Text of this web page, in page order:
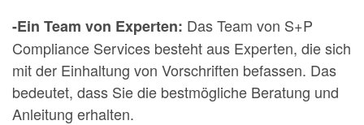
-Ein Team von Experten: Das Team von S+P
Compliance Services besteht aus Experten, die sich
mit der Einhaltung von Vorschriften befassen. Das
bedeutet, dass Sie die bestmögliche Beratung und
Anleitung erhalten.